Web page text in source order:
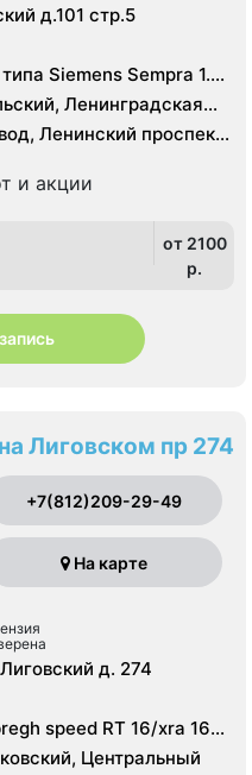
д.101 стр.5
Siemens Sempra 1.5
128 срезов,
Ленинградская
Ленинский проспект,
и акции
от 2100
p.
Лиговском пр 274
+7(812)209-29-49
На карте
д. 274
speed RT 16/xra 16
Центральный